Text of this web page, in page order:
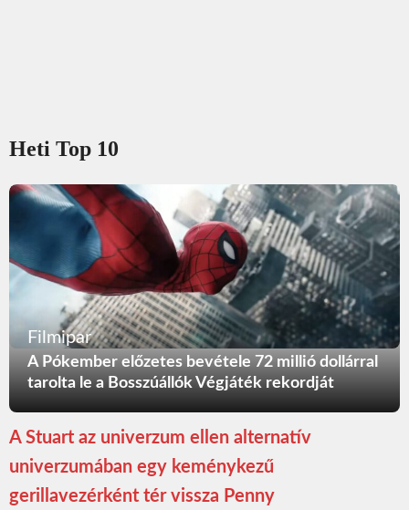
Heti Top 10
Filmipar
A Pókember előzetes bevétele 72 millió dollárral
tarolta le a Bosszúállók Végjáték rekordját
A Stuart az univerzum ellen alternatív
univerzumában egy keménykezű
gerillavezérként tér vissza Penny